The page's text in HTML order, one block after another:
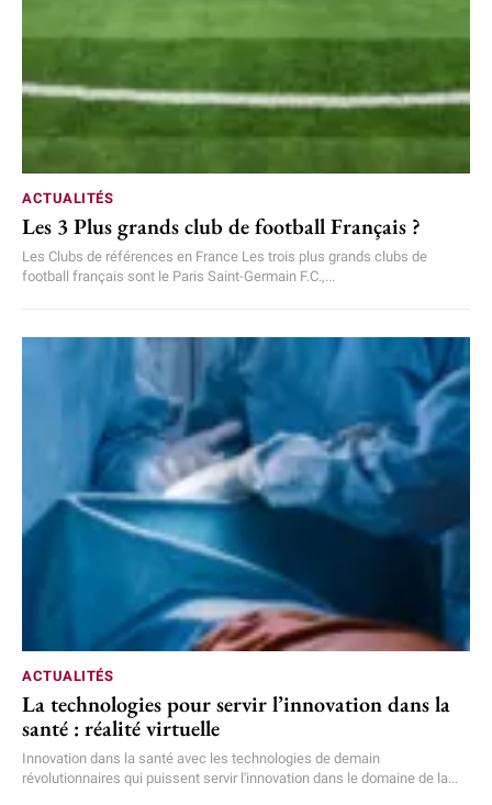
ACTUALITÉS
Les 3 Plus grands club de football Français ?
Les Clubs de références en France Les trois plus grands clubs de
football français sont le Paris Saint-Germain F.C.,...
ACTUALITÉS
La technologies pour servir l’innovation dans la
santé : réalité virtuelle
Innovation dans la santé avec les technologies de demain
révolutionnaires qui puissent servir l'innovation dans le domaine de la...